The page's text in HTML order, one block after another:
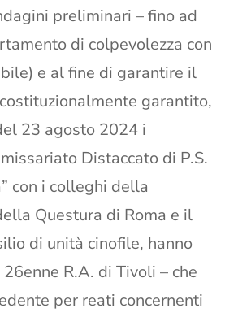
preliminari – fino ad
di colpevolezza con
e al fine di garantire il
garantito,
23 agosto 2024 i
Distaccato di P.S.
con i colleghi della
Questura di Roma e il
di unità cinofile, hanno
R.A. di Tivoli – che
per reati concernenti